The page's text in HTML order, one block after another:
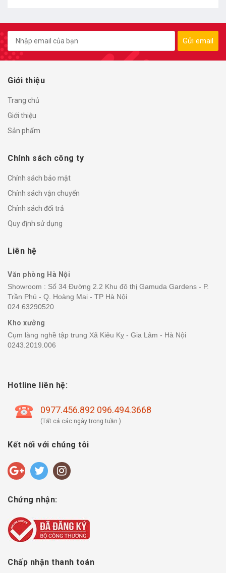
Gửi email
Giới thiệu
Trang chủ
Giới thiệu
Sản phẩm
Chính sách công ty
Chính sách bảo mật
Chính sách vận chuyển
Chính sách đổi trả
Quy định sử dụng
Liên hệ
Văn phòng Hà Nội
Showroom : Số 34 Đường 2.2 Khu đô thị Gamuda Gardens - P.
Trần Phú - Q. Hoàng Mai - TP Hà Nội
024 63290520
Kho xưởng
Cụm làng nghề tập trung Xã Kiêu Kỵ - Gia Lâm - Hà Nội
0243.2019.006
Hotline liên hệ:
0977.456.892 096.494.3668
(Tất cả các ngày trong tuần )
Kết nối với chúng tôi
Chứng nhận:
Chấp nhận thanh toán